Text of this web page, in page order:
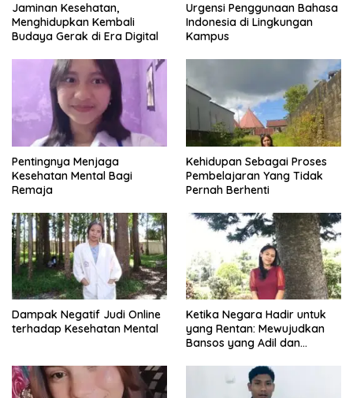
Jaminan Kesehatan,
Menghidupkan Kembali
Budaya Gerak di Era Digital
Urgensi Penggunaan Bahasa
Indonesia di Lingkungan
Kampus
Pentingnya Menjaga
Kesehatan Mental Bagi
Remaja
Kehidupan Sebagai Proses
Pembelajaran Yang Tidak
Pernah Berhenti
Dampak Negatif Judi Online
terhadap Kesehatan Mental
Ketika Negara Hadir untuk
yang Rentan: Mewujudkan
Bansos yang Adil dan